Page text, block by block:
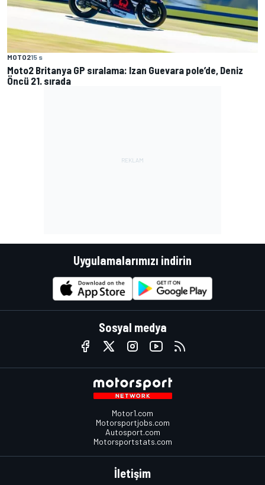
MOTO215 s
Moto2 Britanya GP sıralama: Izan Guevara pole’de, Deniz
Öncü 21. sırada
Uygulamalarımızı indirin
Sosyal medya
Motor1.com
Motorsportjobs.com
Autosport.com
Motorsportstats.com
İletişim